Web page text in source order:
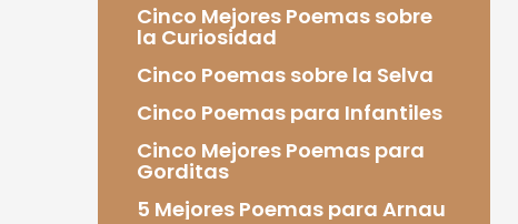
Cinco Mejores Poemas sobre
la Curiosidad
Cinco Poemas sobre la Selva
Cinco Poemas para Infantiles
Cinco Mejores Poemas para
Gorditas
5 Mejores Poemas para Arnau